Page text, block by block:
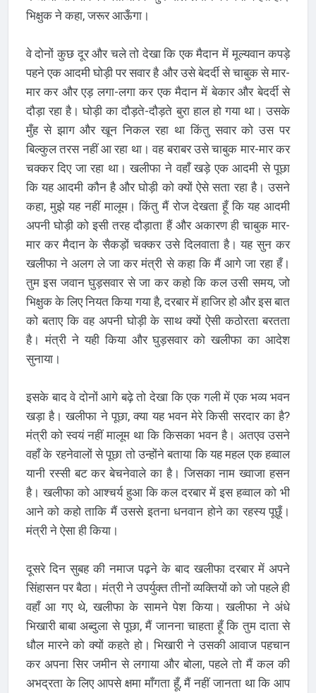
भिक्षुक ने कहा, जरूर आऊँगा।
वे दोनों कुछ दूर और चले तो देखा कि एक मैदान में मूल्यवान कपड़े
पहने एक आदमी घोड़ी पर सवार है और उसे बेदर्दी से चाबुक से मार-
मार कर और एड़ लगा-लगा कर एक मैदान में बेकार और बेदर्दी से
दौड़ा रहा है। घोड़ी का दौड़ते-दौड़ते बुरा हाल हो गया था। उसके
मुँह से झाग और खून निकल रहा था किंतु सवार को उस पर
बिल्कुल तरस नहीं आ रहा था। वह बराबर उसे चाबुक मार-मार कर
चक्कर दिए जा रहा था। खलीफा ने वहाँ खड़े एक आदमी से पूछा
कि यह आदमी कौन है और घोड़ी को क्यों ऐसे सता रहा है। उसने
कहा, मुझे यह नहीं मालूम। किंतु मैं रोज देखता हूँ कि यह आदमी
अपनी घोड़ी को इसी तरह दौड़ाता हैं और अकारण ही चाबुक मार-
मार कर मैदान के सैकड़ों चक्कर उसे दिलवाता है। यह सुन कर
खलीफा ने अलग ले जा कर मंत्री से कहा कि मैं आगे जा रहा हँ।
तुम इस जवान घुड़सवार से जा कर कहो कि कल उसी समय, जो
भिक्षुक के लिए नियत किया गया है, दरबार में हाजिर हो और इस बात
को बताए कि वह अपनी घोड़ी के साथ क्यों ऐसी कठोरता बरतता
है। मंत्री ने यही किया और घुड़सवार को खलीफा का आदेश
सुनाया।
इसके बाद वे दोनों आगे बढ़े तो देखा कि एक गली में एक भव्य भवन
खड़ा है। खलीफा ने पूछा, क्या यह भवन मेरे किसी सरदार का है?
मंत्री को स्वयं नहीं मालूम था कि किसका भवन है। अतएव उसने
वहाँ के रहनेवालों से पूछा तो उन्होंने बताया कि यह महल एक हव्वाल
यानी रस्सी बट कर बेचनेवाले का है। जिसका नाम ख्वाजा हसन
है। खलीफा को आश्चर्य हुआ कि कल दरबार में इस हव्वाल को भी
आने को कहो ताकि मैं उससे इतना धनवान होने का रहस्य पूछूँ।
मंत्री ने ऐसा ही किया।
दूसरे दिन सुबह की नमाज पढ़ने के बाद खलीफा दरबार में अपने
सिंहासन पर बैठा। मंत्री ने उपर्युक्त तीनों व्यक्तियों को जो पहले ही
वहाँ आ गए थे, खलीफा के सामने पेश किया। खलीफा ने अंधे
भिखारी बाबा अब्दुला से पूछा, मैं जानना चाहता हूँ कि तुम दाता से
धौल मारने को क्यों कहते हो। भिखारी ने उसकी आवाज पहचान
कर अपना सिर जमीन से लगाया और बोला, पहले तो मैं कल की
अभद्रता के लिए आपसे क्षमा माँगता हूँ, मैं नहीं जानता था कि आप